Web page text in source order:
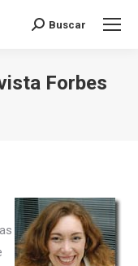
Search:
Buscar
Forbes